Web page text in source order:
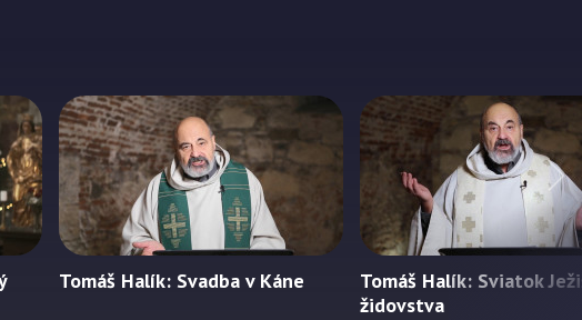
Tomáš Halík: Svadba v Káne
Tomáš Halík: Sviatok
židovstva